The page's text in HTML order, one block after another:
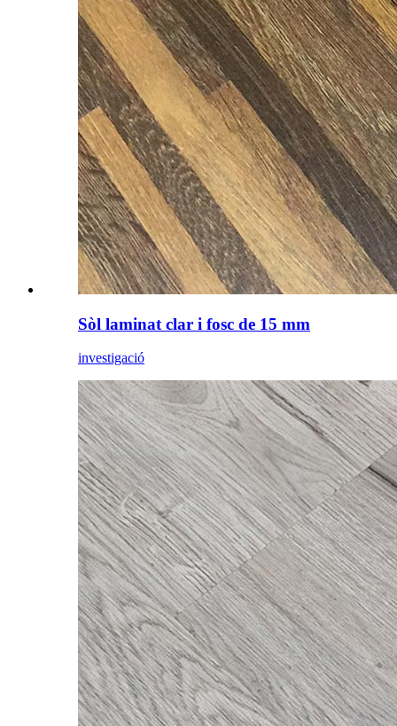
Sòl laminat clar i fosc de 15 mm
investigació